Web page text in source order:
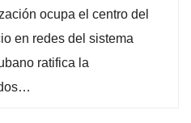
ocupa el centro del
en redes del sistema
ratifica la